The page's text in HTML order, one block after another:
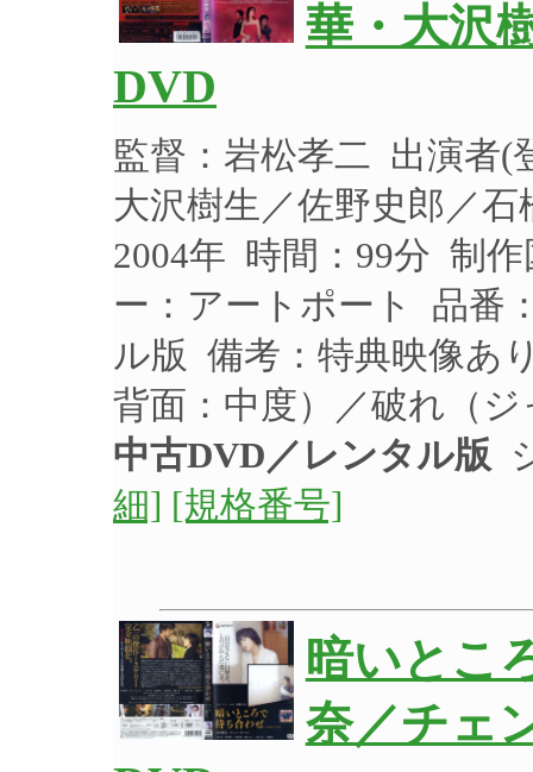
華・大沢
DVD
監督：岩松孝二 出演者(
大沢樹生／佐野史郎／
2004年 時間：99分 制
ー：アートポート 品番
ル版 備考：特典映像あ
背面：中度）／破れ（
中古DVD／レンタル版
細] [規格番号]
暗いとこ
奈／チェ